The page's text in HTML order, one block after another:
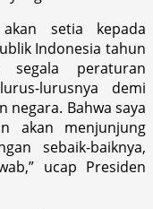
setia kepada
Indonesia tahun
segala peraturan
lurusnya demi
negara. Bahwa saya
akan menjunjung
sebaik-baiknya,
ucap Presiden